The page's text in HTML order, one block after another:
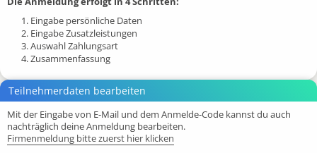
1. Eingabe persönliche Daten
2. Eingabe Zusatzleistungen
3. Auswahl Zahlungsart
4. Zusammenfassung
Teilnehmerdaten bearbeiten
Mit der Eingabe von E-Mail und dem Anmelde-Code kannst du auch
nachträglich deine Anmeldung bearbeiten.
Firmenmeldung bitte zuerst hier klicken